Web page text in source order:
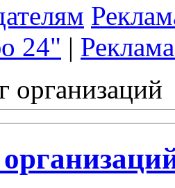
24" |
организаций